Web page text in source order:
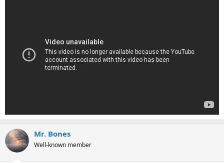
Mr. Bones
Well-known member